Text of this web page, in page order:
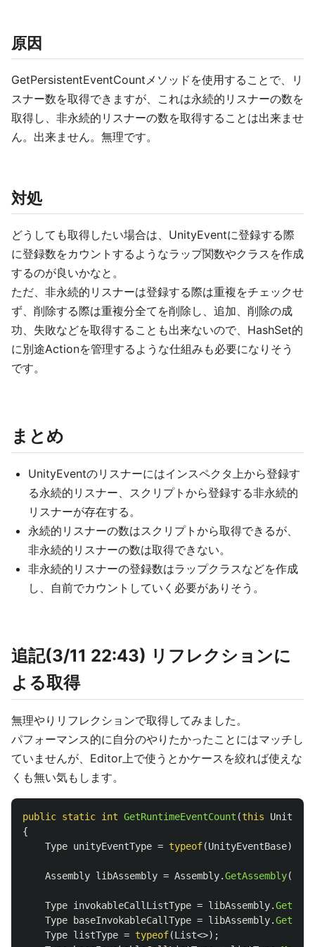
原因
GetPersistentEventCountメソッドを使用することで、リ
スナー数を取得できますが、これは永続的リスナーの数を
取得し、非永続的リスナーの数を取得することは出来ませ
ん。出来ません。無理です。
対処
どうしても取得したい場合は、UnityEventに登録する際
に登録数をカウントするようなラップ関数やクラスを作成
するのが良いかなと。
ただ、非永続的リスナーは登録する際は重複をチェックせ
ず、削除する際は重複分全てを削除し、追加、削除の成
功、失敗などを取得することも出来ないので、HashSet的
に別途Actionを管理するような仕組みも必要になりそう
です。
まとめ
UnityEventのリスナーにはインスペクタ上から登録す
る永続的リスナー、スクリプトから登録する非永続的
リスナーが存在する。
永続的リスナーの数はスクリプトから取得できるが、
非永続的リスナーの数は取得できない。
非永続的リスナーの登録数はラップクラスなどを作成
し、自前でカウントしていく必要がありそう。
追記(3/11 22:43) リフレクションに
よる取得
無理やりリフレクションで取得してみました。
パフォーマンス的に自分のやりたかったことにはマッチし
ていませんが、Editor上で使うとかケースを絞れば使えな
くも無い気もします。
public static int GetRuntimeEventCount (this
{
Type unityEventType = typeof(UnityEventBase);
Assembly libAssembly = Assembly.GetAssembly(
Type invokableCallListType = libAssembly.GetType
Type
baseInvokableCallType = libAssembly.GetType
Type listType = typeof(List<>);